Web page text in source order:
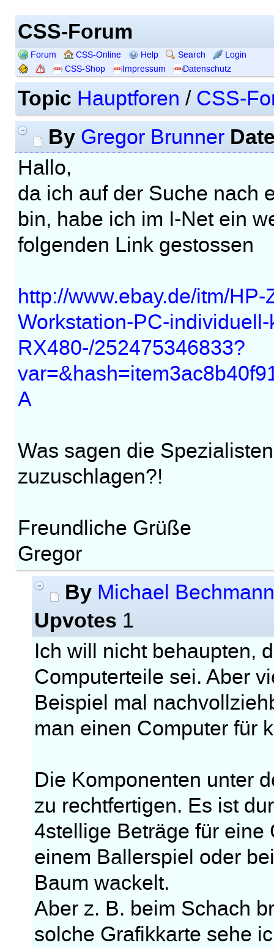
CSS-Forum
Forum CSS-Online Help Search
Login
CSS-Shop
Impressum Datenschutz
Topic Hauptforen / CSS-
By Gregor Brunner
Hallo,
da ich auf der Suche nach
bin, habe ich im I-Net ein
folgenden Link gestossen
http://www.ebay.de/itm/
Workstation-PC-
RX480-/252475346833?
A
Was sagen die
zuzuschlagen?!
Freundliche Grüße
Gregor
By Michael
Upvotes 1
Ich will nicht behaupten,
Computerteile sei. Aber
Beispiel mal
man einen Computer für
Die Komponenten unter
zu rechtfertigen. Es ist
4stellige Beträge für
einem Ballerspiel oder
Baum wackelt.
Aber z. B. beim Schach
solche Grafikkarte sehe